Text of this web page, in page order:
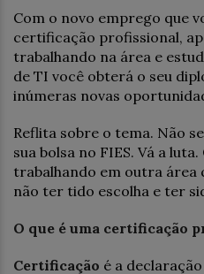
Com o novo emprego que
certificação profissional,
trabalhando na área e
de TI você obterá o seu
inúmeras novas
Reflita sobre o tema. Não
sua bolsa no FIES. Vá a
trabalhando em outra área
não ter tido escolha e ter
O que é uma certificação
Certificação é a